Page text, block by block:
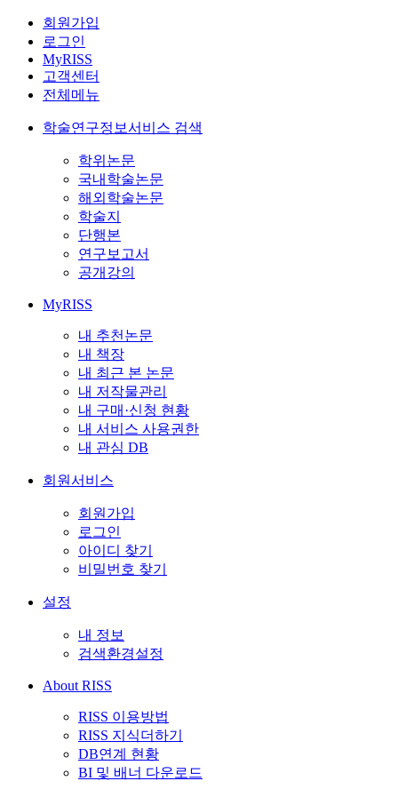
회원가입
로그인
MyRISS
고객센터
전체메뉴
학술연구정보서비스 검색
학위논문
국내학술논문
해외학술논문
학술지
단행본
연구보고서
공개강의
MyRISS
내 추천논문
내 책장
내 최근 본 논문
내 저작물관리
내 구매·신청 현황
내 서비스 사용권한
내 관심 DB
회원서비스
회원가입
로그인
아이디 찾기
비밀번호 찾기
설정
내 정보
검색환경설정
About RISS
RISS 이용방법
RISS 지식더하기
DB연계 현황
BI 및 배너 다운로드